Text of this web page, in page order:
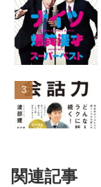
関連記事